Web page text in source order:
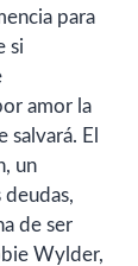
para
si
amor la
El
un
de ser
Wylder,